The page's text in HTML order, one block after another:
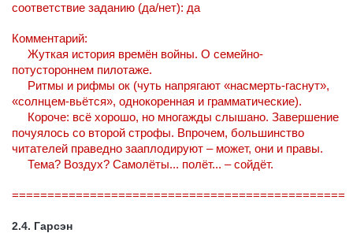
соответствие заданию (да/нет): да
Комментарий:
Жуткая история времён войны. О семейно-
потустороннем пилотаже.
Ритмы и рифмы ок (чуть напрягают «насмерть-гаснут»,
«солнцем-вьётся», однокоренная и грамматические).
Короче: всё хорошо, но многажды слышано. Завершение
почуялось со второй строфы. Впрочем, большинство
читателей праведно зааплодируют – может, они и правы.
Тема? Воздух? Самолёты... полёт... – сойдёт.
===============================================
2.4. Гарсэн